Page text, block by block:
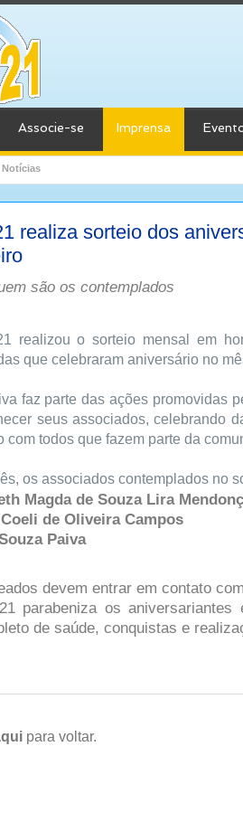
Associe-se Imprensa
Notícias
realiza sorteio dos
são os contemplados
realizou o sorteio mensal em
que celebraram aniversário no
faz parte das ações promovidas
seus associados, celebrando
com todos que fazem parte da
os associados contemplados no
Magda de Souza Lira
de Oliveira Campos
Paiva
devem entrar em contato
parabeniza os
de saúde, conquistas e
para voltar.